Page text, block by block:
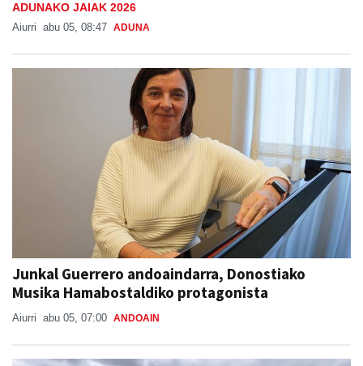
ADUNAKO JAIAK 2026
Aiurri abu 05, 08:47 ADUNA
Junkal Guerrero andoaindarra, Donostiako
Musika Hamabostaldiko protagonista
Aiurri abu 05, 07:00 ANDOAIN